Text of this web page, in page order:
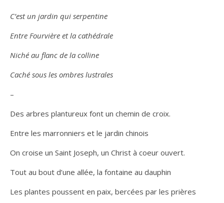
C’est un jardin qui serpentine
Entre Fourvière et la cathédrale
Niché au flanc de la colline
Caché sous les ombres lustrales
–
Des arbres plantureux font un chemin de croix.
Entre les marronniers et le jardin chinois
On croise un Saint Joseph, un Christ à coeur ouvert.
Tout au bout d’une allée, la fontaine au dauphin
Les plantes poussent en paix, bercées par les prières